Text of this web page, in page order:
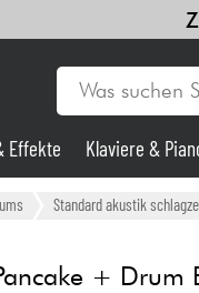
Effekte Klaviere &
Standard akustik
+ Drum